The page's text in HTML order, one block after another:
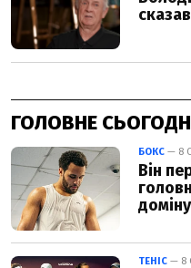
ГОЛОВНЕ
БОКС — 8
Він
ТЕНІС — 8